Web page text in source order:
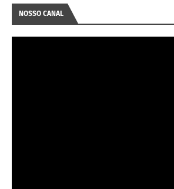
NOSSO CANAL